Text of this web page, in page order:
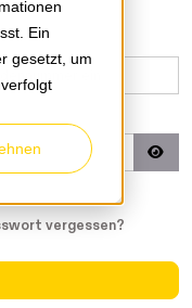
Ein
gesetzt, um
vergessen?